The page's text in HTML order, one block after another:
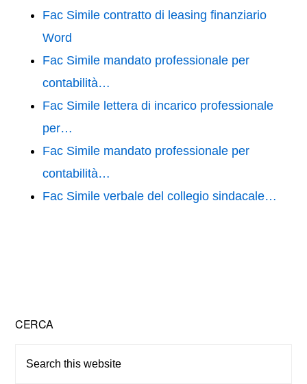
Fac Simile contratto di leasing finanziario
Word
Fac Simile mandato professionale per
contabilità…
Fac Simile lettera di incarico professionale
per…
Fac Simile mandato professionale per
contabilità…
Fac Simile verbale del collegio sindacale…
Primary
Sidebar
CERCA